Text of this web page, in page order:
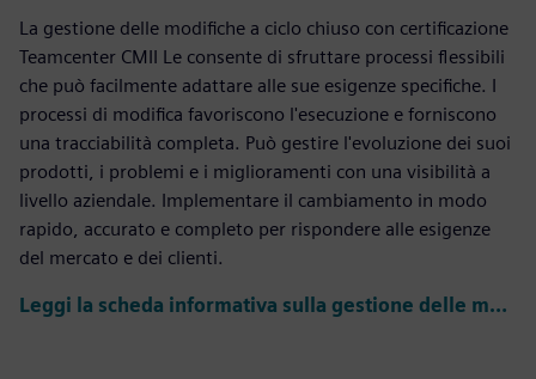
La gestione delle modifiche a ciclo chiuso con certificazione
Teamcenter CMII Le consente di sfruttare processi flessibili
che può facilmente adattare alle sue esigenze specifiche. I
processi di modifica favoriscono l'esecuzione e forniscono
una tracciabilità completa. Può gestire l'evoluzione dei suoi
prodotti, i problemi e i miglioramenti con una visibilità a
livello aziendale. Implementare il cambiamento in modo
rapido, accurato e completo per rispondere alle esigenze
del mercato e dei clienti.
Leggi la scheda informativa sulla gestione delle modifiche